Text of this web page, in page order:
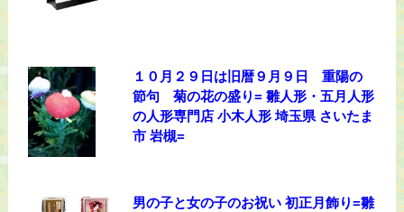
１０月２９日は旧暦９月９日 重陽の
節句 菊の花の盛り= 雛人形・五月人形
の人形専門店 小木人形 埼玉県 さいたま
市 岩槻=
男の子と女の子のお祝い 初正月飾り=雛